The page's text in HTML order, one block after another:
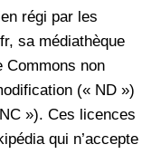
régi par les
sa médiathèque
Commons non
(« ND »)
»). Ces licences
qui n’accepte